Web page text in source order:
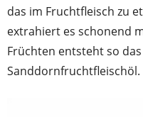
das im Fruchtfleisch zu
extrahiert es schonend
Früchten entsteht so
Sanddornfruchtfleischöl.